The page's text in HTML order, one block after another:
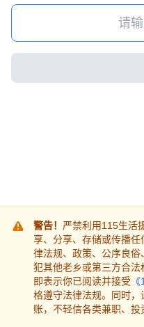
警告！ 严禁利用115生活
享、分享、存储或传播
律法规、政策、公序良
犯其他老乡或第三方合
即表示你已阅读并接受
格遵守法律法规。同时
账，不轻信各类兼职、投